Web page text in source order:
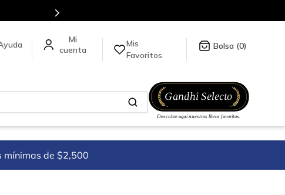
Mis
Favoritos
0
mínimas de $2,500